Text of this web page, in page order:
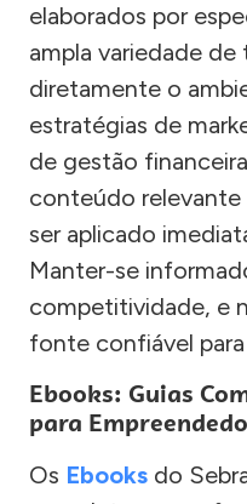
elaborados por
ampla variedade
diretamente o
estratégias de
de gestão
conteúdo
ser aplicado
Manter-se
competitividade, e
fonte confiável para
Ebooks: Guias
para
Os Ebooks do